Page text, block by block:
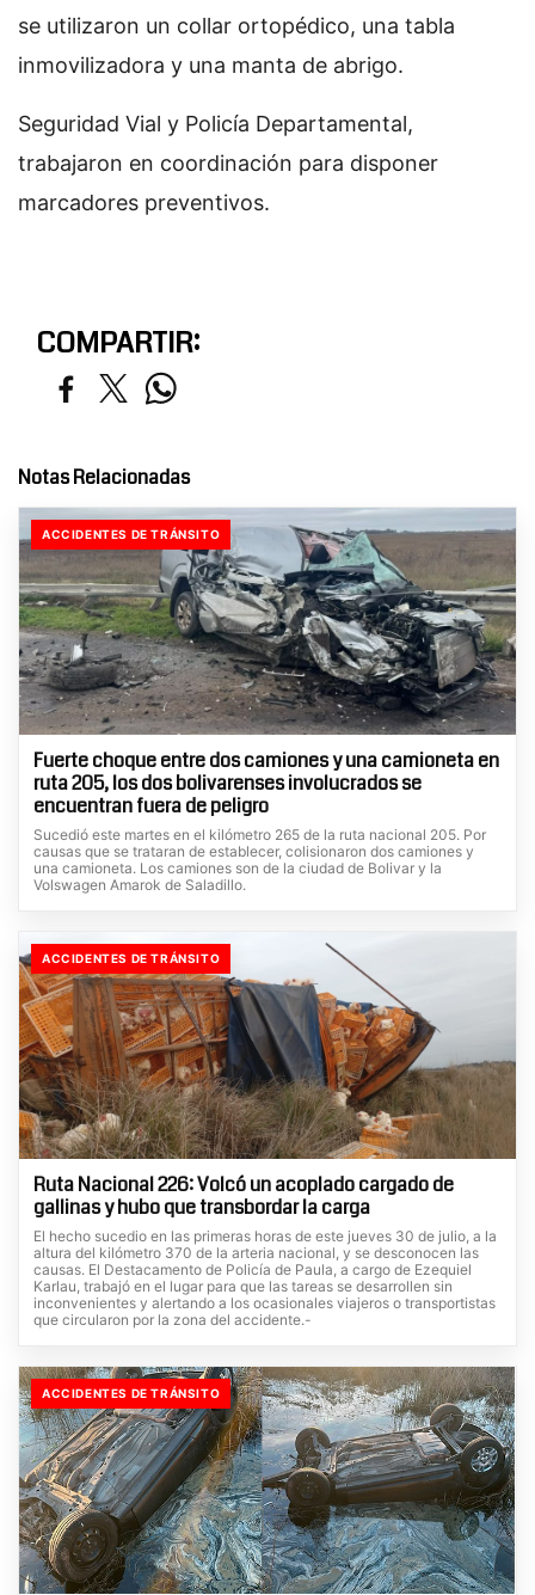
se utilizaron un collar ortopédico, una tabla
inmovilizadora y una manta de abrigo.
Seguridad Vial y Policía Departamental,
trabajaron en coordinación para disponer
marcadores preventivos.
COMPARTIR:
Notas Relacionadas
ACCIDENTES DE TRÁNSITO
Fuerte choque entre dos camiones y una camioneta en
ruta 205, los dos bolivarenses involucrados se
encuentran fuera de peligro
Sucedió este martes en el kilómetro 265 de la ruta nacional 205. Por
causas que se trataran de establecer, colisionaron dos camiones y
una camioneta. Los camiones son de la ciudad de Bolivar y la
Volswagen Amarok de Saladillo.
ACCIDENTES DE TRÁNSITO
Ruta Nacional 226: Volcó un acoplado cargado de
gallinas y hubo que transbordar la carga
El hecho sucedio en las primeras horas de este jueves 30 de julio, a la
altura del kilómetro 370 de la arteria nacional, y se desconocen las
causas. El Destacamento de Policía de Paula, a cargo de Ezequiel
Karlau, trabajó en el lugar para que las tareas se desarrollen sin
inconvenientes y alertando a los ocasionales viajeros o transportistas
que circularon por la zona del accidente.-
ACCIDENTES DE TRÁNSITO